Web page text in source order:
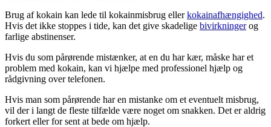
Brug af kokain kan lede til kokainmisbrug ellerkokainafhængighed.
Hvis det ikke stoppes i tide, kan det give skadelige bivirkningerog
farlige abstinenser.
Hvis du som pårørende mistænker, at en du har kær, måske har et
problem med kokain, kan vi hjælpe med professionel hjælp og
rådgivning over telefonen.
Hvis man som pårørende har en mistanke om et eventuelt misbrug,
vil der i langt de fleste tilfælde være noget om snakken. Det er aldrig
forkert eller for sent at bede om hjælp.